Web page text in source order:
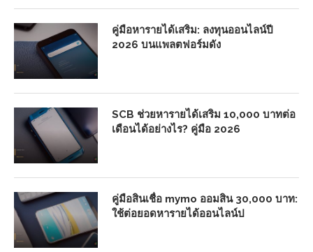
คู่มือหารายได้เสริม: ลงทุนออนไลน์ปี
2026 บนแพลตฟอร์มดัง
SCB ช่วยหารายได้เสริม 10,000 บาทต่อ
เดือนได้อย่างไร? คู่มือ 2026
คู่มือสินเชื่อ mymo ออมสิน 30,000 บาท:
ใช้ต่อยอดหารายได้ออนไลน์ป